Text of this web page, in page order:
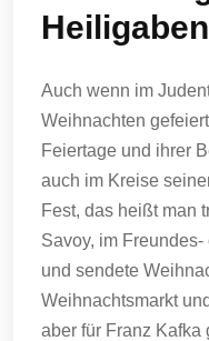
Auch wenn im
Weihnachten
Feiertage und ihrer
auch im Kreise
Fest, das heißt man
Savoy, im
und sendete
Weihnachtsmarkt
aber für Franz Kafka